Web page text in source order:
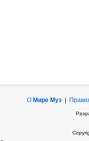
О Мире Муз|